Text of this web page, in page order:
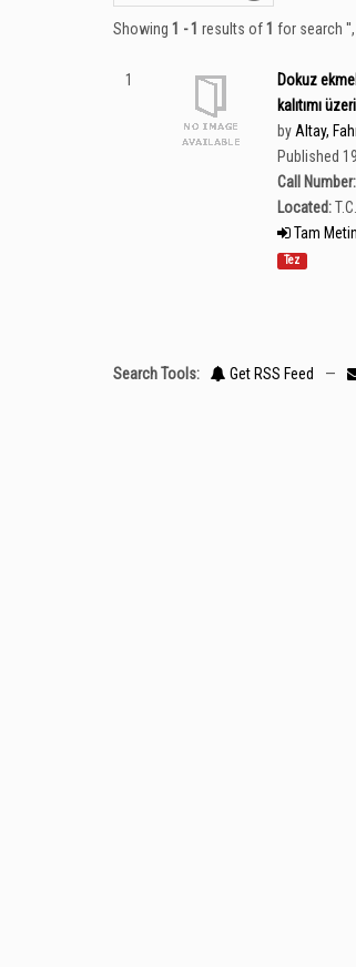
Showing 1 - 1 results of1 for search ''
1
Dokuz
kalıtımı
by Altay,
Published
Call Number:
Located:
Tam
Tez
Search Tools: Get RSS Feed —